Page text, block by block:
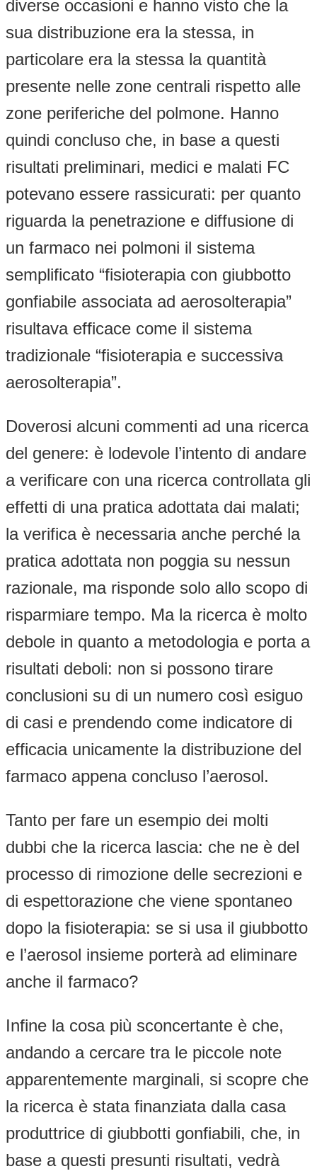
diverse occasioni e hanno visto che la
sua distribuzione era la stessa, in
particolare era la stessa la quantità
presente nelle zone centrali rispetto alle
zone periferiche del polmone. Hanno
quindi concluso che, in base a questi
risultati preliminari, medici e malati FC
potevano essere rassicurati: per quanto
riguarda la penetrazione e diffusione di
un farmaco nei polmoni il sistema
semplificato “fisioterapia con giubbotto
gonfiabile associata ad aerosolterapia”
risultava efficace come il sistema
tradizionale “fisioterapia e successiva
aerosolterapia”.
Doverosi alcuni commenti ad una ricerca
del genere: è lodevole l’intento di andare
a verificare con una ricerca controllata gli
effetti di una pratica adottata dai malati;
la verifica è necessaria anche perché la
pratica adottata non poggia su nessun
razionale, ma risponde solo allo scopo di
risparmiare tempo. Ma la ricerca è molto
debole in quanto a metodologia e porta a
risultati deboli: non si possono tirare
conclusioni su di un numero così esiguo
di casi e prendendo come indicatore di
efficacia unicamente la distribuzione del
farmaco appena concluso l’aerosol.
Tanto per fare un esempio dei molti
dubbi che la ricerca lascia: che ne è del
processo di rimozione delle secrezioni e
di espettorazione che viene spontaneo
dopo la fisioterapia: se si usa il giubbotto
e l’aerosol insieme porterà ad eliminare
anche il farmaco?
Infine la cosa più sconcertante è che,
andando a cercare tra le piccole note
apparentemente marginali, si scopre che
la ricerca è stata finanziata dalla casa
produttrice di giubbotti gonfiabili, che, in
base a questi presunti risultati, vedrà